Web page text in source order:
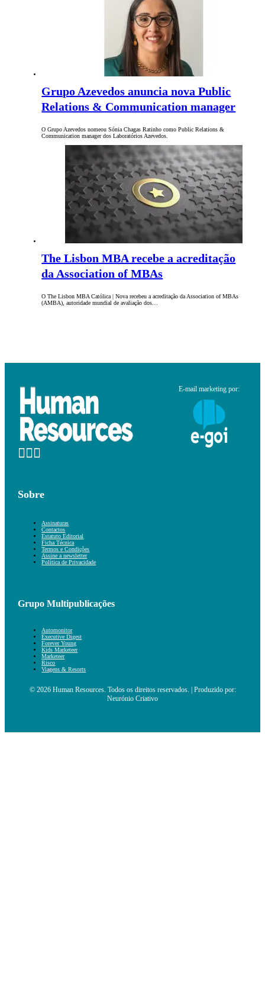
Grupo Azevedos anuncia nova Public
Relations & Communication manager
O Grupo Azevedos nomeou Sónia Chagas Ratinho como Public Relations &
Communication manager dos Laboratórios Azevedos.
The Lisbon MBA recebe a acreditação
da Association of MBAs
O The Lisbon MBA Católica | Nova recebeu a acreditação da Association of MBAs
(AMBA), autoridade mundial de avaliação dos…
E-mail marketing por:
Sobre
Assinaturas
Contactos
Estatuto Editorial
Ficha Técnica
Termos e Condições
Assine a newsletter
Política de Privacidade
Grupo Multipublicações
Automonitor
Executive Digest
Forever Young
Kids Marketeer
Marketeer
Risco
Viagens & Resorts
© 2026 Human Resources. Todos os direitos reservados. | Produzido por:
Neurónio Criativo